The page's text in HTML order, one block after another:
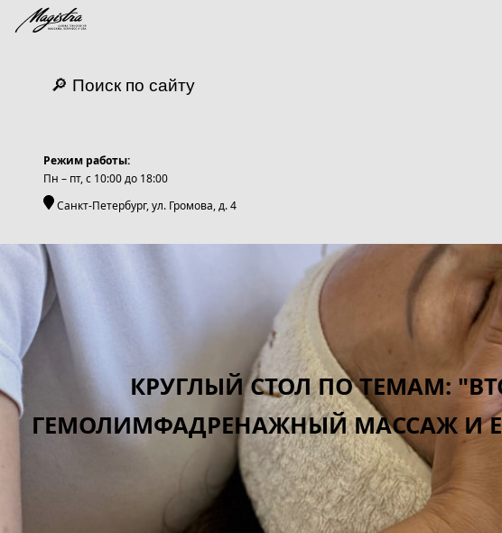
🔎 Поиск по сайту
Режим работы:
Пн – пт, c 10:00 до 18:00
Санкт-Петербург, ул. Громова, д. 4
КРУГЛЫЙ СТОЛ ПО ТЕМАМ:
ГЕМОЛИМФАДРЕНАЖНЫЙ МАССАЖ И